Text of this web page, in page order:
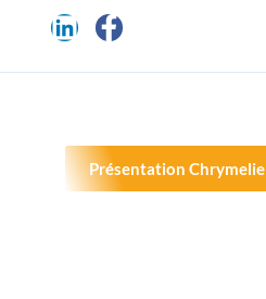
Présentation Chrymelie